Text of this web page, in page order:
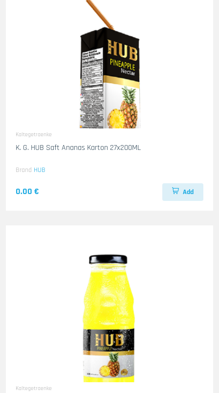
Kaltegetraenke
K. G. HUB Saft Ananas Karton 27x200ML
Brand HUB
0.00 € Add
Kaltegetraenke